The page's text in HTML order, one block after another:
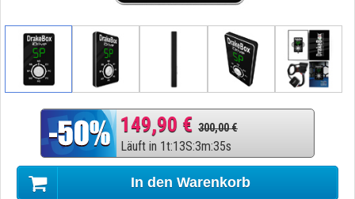
149,90 € 300,00 €
Läuft in 1t:13S:3m:34s
In den Warenkorb